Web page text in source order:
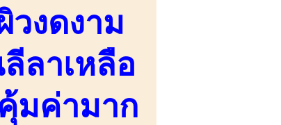
วงดงาม
ลาเหลือ
มค่ามาก